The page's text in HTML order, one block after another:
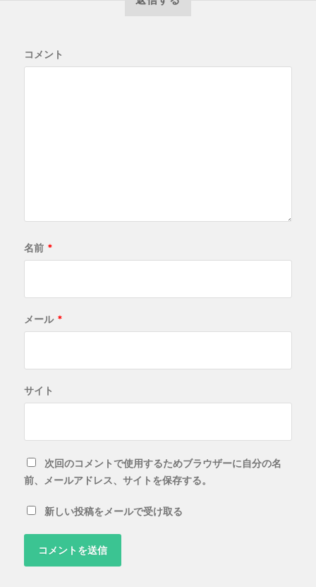
コメント
名前 *
メール *
サイト
次回のコメントで使用するためブラウザーに自分の名
前、メールアドレス、サイトを保存する。
新しい投稿をメールで受け取る